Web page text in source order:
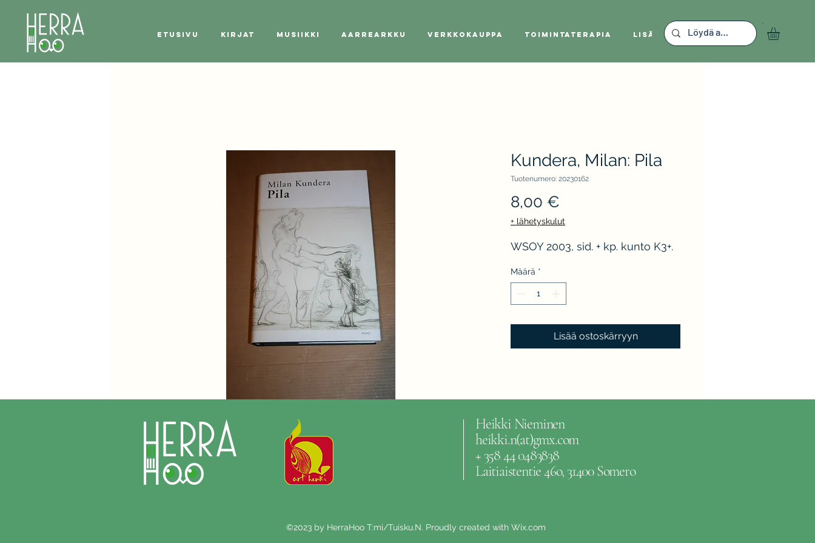
Etusivu Kirjat Musiikki Aarrearkku Verkkokauppa Toimintaterapia Lisää
Kundera, Milan: Pila
Tuotenumero: 20230162
8,00 €
+ lähetyskulut
WSOY 2003, sid. + kp. kunto K3+.
Määrä *
Lisää ostoskärryyn
Heikki Nieminen
heikki.n(at)gmx.com
+ 358 44 0483838
Laitiaistentie 46o, 31400 Somero
©2023 by HerraHoo T:mi/Tuisku.N. Proudly created with Wix.com